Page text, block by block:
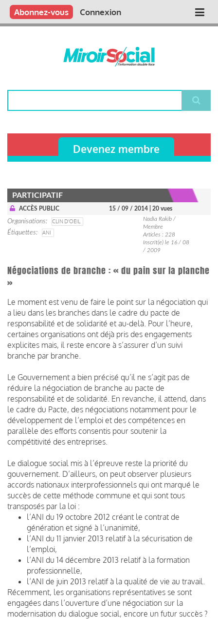
Aller
contenu
Main
Qui sommes nous ?
Vous publiez
Nous publions
Contactez-nous
Abonnez-vous Connexion
Devenez membre
PARTICIPATIF
ACCÈS PUBLIC 15 / 09 / 2014 | 20 vues
Organisations
CLIN D'OEIL
Étiquettes
ANI
Nadia Rakib /
Membre
Articles : 228
Inscrit(e) le 16 / 08
/ 2009
Négociations de branche : « du pain sur la planche
»
Le moment est venu de faire le point sur la négociation qui
a lieu dans les branches dans le cadre du pacte de
responsabilité et de solidarité et au-delà. Pour l’heure,
certaines organisations ont déjà pris des engagements
explicites mais, il reste encore à s’assurer d’un suivi
branche par branche.
Le Gouvernement a bien précisé qu’il ne s’agit pas de
réduire la négociation de branche au pacte de
responsabilité et de solidarité. En revanche, il attend, dans
le cadre du Pacte, des négociations notamment pour le
développement de l’emploi et des compétences en
parallèle des efforts consentis pour soutenir la
compétitivité des entreprises.
Le dialogue social mis à l’épreuve reste la priorité du
gouvernement. D’ailleurs, on peut observer plusieurs
accords nationaux interprofessionnels qui ont marqué le
succès de cette méthode commune et qui sont tous
transposés par la loi :
l’ANI du 19 octobre 2012 créant le contrat de
génération et signé à l’unanimité,
l’ANI du 11 janvier 2013 relatif à la sécurisation de
l’emploi,
l’ANI du 14 décembre 2013 relatif à la formation
professionnelle,
l’ANI de juin 2013 relatif à la qualité de vie au travail.
Récemment, les organisations représentatives se sont
engagées dans l’ouverture d’une négociation sur la
modernisation du dialogue social, encore un futur succès ?